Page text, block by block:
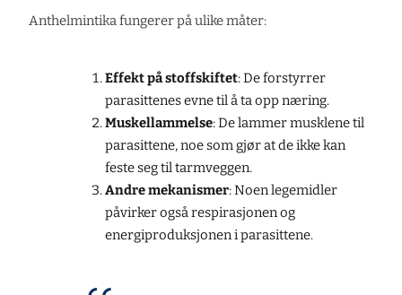
Anthelmintika fungerer på ulike måter:
Effekt på stoffskiftet: De forstyrrer
parasittenes evne til å ta opp næring.
Muskellammelse: De lammer musklene til
parasittene, noe som gjør at de ikke kan
feste seg til tarmveggen.
Andre mekanismer: Noen legemidler
påvirker også respirasjonen og
energiproduksjonen i parasittene.